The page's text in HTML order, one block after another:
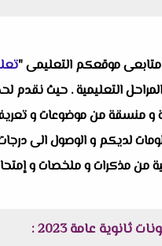
و متابعى موقعكم التعليمى "
التعليمية . حيث نقدم
2023 حيث يتم الشرح بطريقة منظمة و
و الوصول الى درجات
مذكرات و ملخصات و
عامة 2023 :